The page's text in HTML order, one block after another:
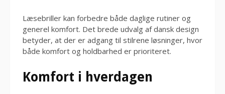
Læsebriller kan forbedre både daglige rutiner og
generel komfort. Det brede udvalg af dansk design
betyder, at der er adgang til stilrene løsninger, hvor
både komfort og holdbarhed er prioriteret.
Komfort i hverdagen